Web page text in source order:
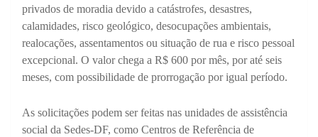
privados de moradia devido a catástrofes, desastres,
calamidades, risco geológico, desocupações ambientais,
realocações, assentamentos ou situação de rua e risco pessoal
excepcional. O valor chega a R$ 600 por mês, por até seis
meses, com possibilidade de prorrogação por igual período.
As solicitações podem ser feitas nas unidades de assistência
social da Sedes-DF, como Centros de Referência de